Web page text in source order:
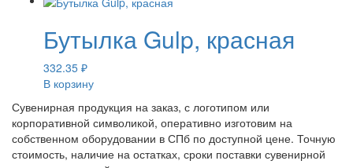
Бутылка Gulp, красная
332.35 ₽
В корзину
Сувенирная продукция на заказ, с логотипом или
корпоративной символикой, оперативно изготовим на
собственном оборудовании в СПб по доступной цене. Точную
стоимость, наличие на остатках, сроки поставки сувенирной